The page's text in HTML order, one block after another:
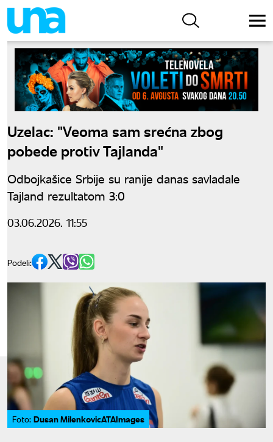
Uzelac: "Veoma sam srećna zbog
pobede protiv Tajlanda"
Odbojkašice Srbije su ranije danas savladale
Tajland rezultatom 3:0
03.06.2026. 11:55
Podeli:
Foto: Dusan MilenkovicATAImages